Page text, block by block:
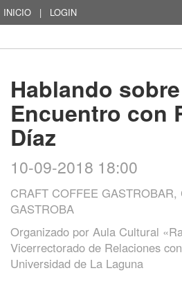
INICIO | LOGIN
Hablando
Encuentro con
Díaz
10-09-2018 18:00
CRAFT COFFEE GASTROBAR,
GASTROBA
Organizado por Aula Cultural
Vicerrectorado de Relaciones
Universidad de La Laguna